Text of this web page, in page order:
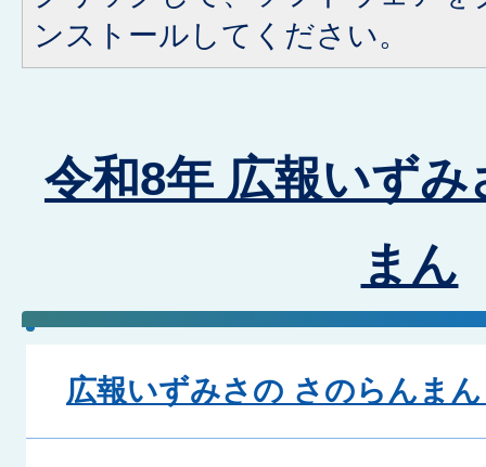
ンストールしてください。
令和8年 広報いず
まん
広報いずみさの さのらんま